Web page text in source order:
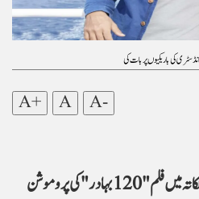
کی باریکیوں پر بات کی
A+ A A-
اداکار اور فلم ساز فرحان اختر نے کولکاتہ میں فلم "120 بہادر" کی پروموشن